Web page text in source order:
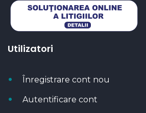
Utilizatori
Înregistrare cont nou
Autentificare cont